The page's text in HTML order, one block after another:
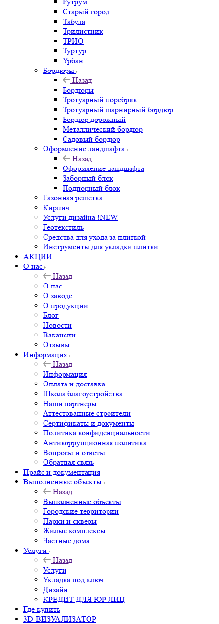
Старый город
Табула
Трилистник
ТРИО
Туртур
Урбан
Бордюры
Назад
Бордюры
Тротуарный поребрик
Тротуарный шарнирный бордюр
Бордюр дорожный
Металлический бордюр
Садовый бордюр
Оформление ландшафта
Назад
Оформление ландшафта
Заборный блок
Подпорный блок
Газонная решетка
Кирпич
Услуги дизайна !NEW
Геотекстиль
Средства для ухода за плиткой
Инструменты для укладки плитки
АКЦИИ
О нас
Назад
О нас
О заводе
О продукции
Блог
Новости
Вакансии
Отзывы
Информация
Назад
Информация
Оплата и доставка
Школа благоустройства
Наши партнёры
Аттестованные строители
Сертификаты и документы
Политика конфиденциальности
Антикоррупционная политика
Вопросы и ответы
Обратная связь
Прайс и документация
Выполненные объекты
Назад
Выполненные объекты
Городские территории
Парки и скверы
Жилые комплексы
Частные дома
Услуги
Назад
Услуги
Укладка под ключ
Дизайн
КРЕДИТ ДЛЯ ЮР ЛИЦ
Где купить
3D-ВИЗУАЛИЗАТОР